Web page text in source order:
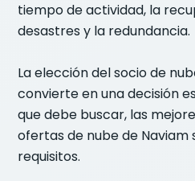
tiempo de actividad, la
desastres y la redundancia.
La elección del socio de
convierte en una decisión
que debe buscar, las
ofertas de nube de Naviam
requisitos.